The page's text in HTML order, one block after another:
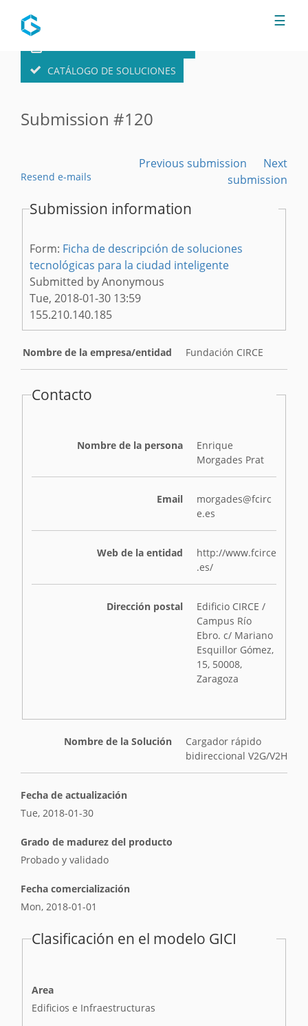
CATÁLOGO DE SOLUCIONES
Submission #120
Resend e-mails
Previous submission
Next
submission
Submission information
Form: Ficha de descripción de soluciones
tecnológicas para la ciudad inteligente
Submitted byAnonymous
Tue, 2018-01-30 13:59
155.210.140.185
Nombre de la empresa/entidad Fundación CIRCE
Contacto
Nombre de la persona
Enrique
Morgades Prat
Email
morgades@fcirc
e.es
Web de la entidad
http://www.fcirce
.es/
Dirección postal
Edificio CIRCE /
Campus Río
Ebro. c/ Mariano
Esquillor Gómez,
15, 50008,
Zaragoza
Nombre de la Solución
Cargador rápido
bidireccional V2G/V2H
Fecha de actualización
Tue, 2018-01-30
Grado de madurez del producto
Probado y validado
Fecha comercialización
Mon, 2018-01-01
Clasificación en el modelo GICI
Area
Edificios e Infraestructuras
☰